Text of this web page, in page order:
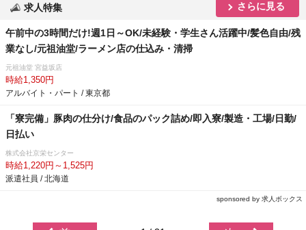
求人特集 さらに見る
午前中の3時間だけ!週1日～OK/未経験・学生さん活躍中/髪色自由/残
業なし/元祖油堂/ラーメン店の仕込み・清掃
元祖油堂 宮益坂店
時給1,350円
アルバイト・パート / 東京都
「寮完備」豚肉の仕分け/食品のパック詰め/即入寮/製造・工場/日勤/
日払い
株式会社京栄センター
時給1,220円～1,525円
派遣社員 / 北海道
sponsored by 求人ボックス